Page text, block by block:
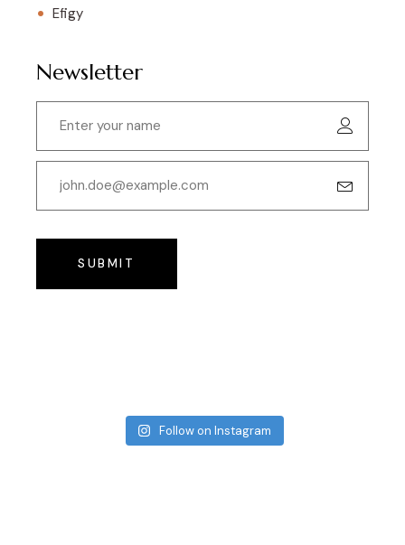
Efigy
Newsletter
SUBMIT
Follow on Instagram